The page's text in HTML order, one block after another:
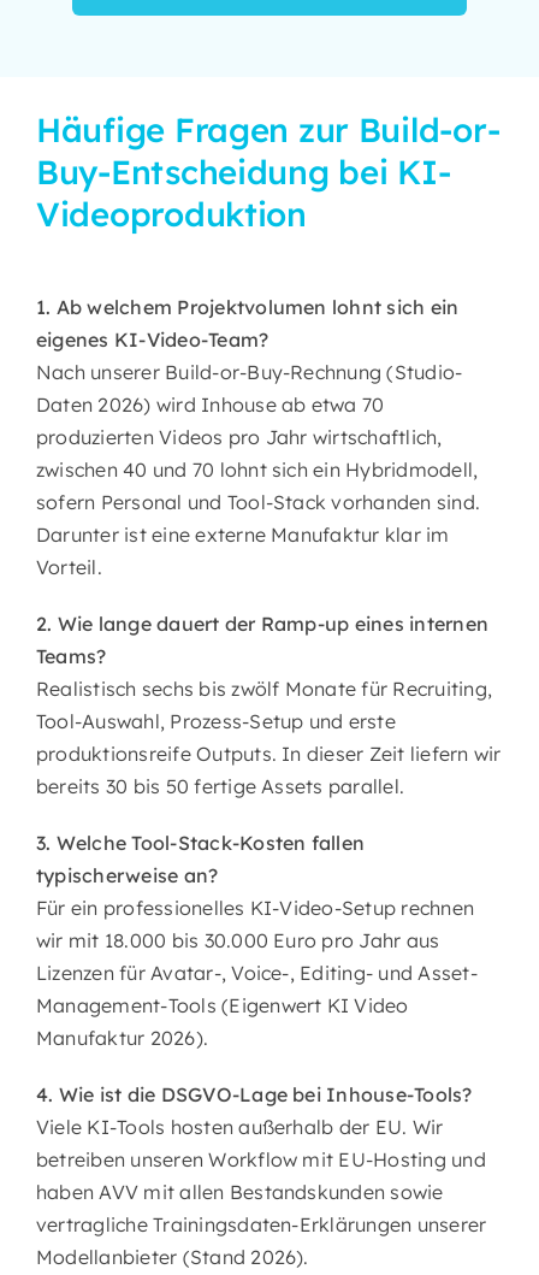
Häufige Fragen zur Build-or-
Buy-Entscheidung bei KI-
Videoproduktion
1. Ab welchem Projektvolumen lohnt sich ein
eigenes KI-Video-Team?
Nach unserer Build-or-Buy-Rechnung (Studio-
Daten 2026) wird Inhouse ab etwa 70
produzierten Videos pro Jahr wirtschaftlich,
zwischen 40 und 70 lohnt sich ein Hybridmodell,
sofern Personal und Tool-Stack vorhanden sind.
Darunter ist eine externe Manufaktur klar im
Vorteil.
2. Wie lange dauert der Ramp-up eines internen
Teams?
Realistisch sechs bis zwölf Monate für Recruiting,
Tool-Auswahl, Prozess-Setup und erste
produktionsreife Outputs. In dieser Zeit liefern wir
bereits 30 bis 50 fertige Assets parallel.
3. Welche Tool-Stack-Kosten fallen
typischerweise an?
Für ein professionelles KI-Video-Setup rechnen
wir mit 18.000 bis 30.000 Euro pro Jahr aus
Lizenzen für Avatar-, Voice-, Editing- und Asset-
Management-Tools (Eigenwert KI Video
Manufaktur 2026).
4. Wie ist die DSGVO-Lage bei Inhouse-Tools?
Viele KI-Tools hosten außerhalb der EU. Wir
betreiben unseren Workflow mit EU-Hosting und
haben AVV mit allen Bestandskunden sowie
vertragliche Trainingsdaten-Erklärungen unserer
Modellanbieter (Stand 2026).